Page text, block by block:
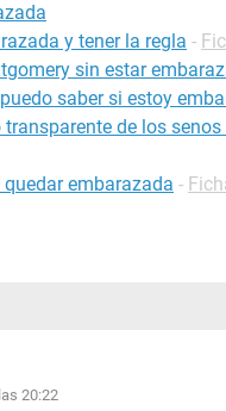
y tener la regla -
sin estar
saber si estoy
de los
embarazada -
20:22